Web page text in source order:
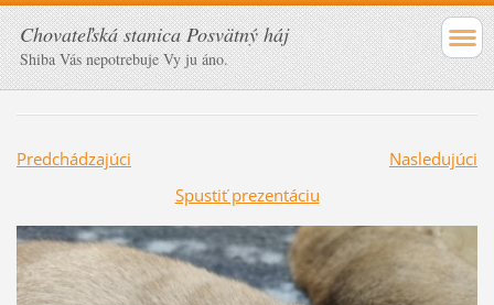
Chovateľská stanica Posvätný háj
Shiba Vás nepotrebuje Vy ju áno.
Predchádzajúci
Nasledujúci
Spustiť prezentáciu